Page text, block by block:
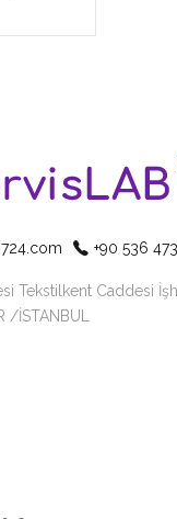
+90 536
Tekstilkent Caddesi
/İSTANBUL